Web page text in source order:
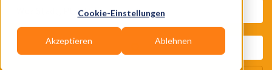
Cookie-Einstellungen
Akzeptieren Ablehnen